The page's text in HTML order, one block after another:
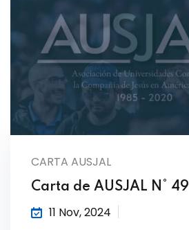
CARTA AUSJAL
Carta de AUSJAL N° 49
11 Nov, 2024